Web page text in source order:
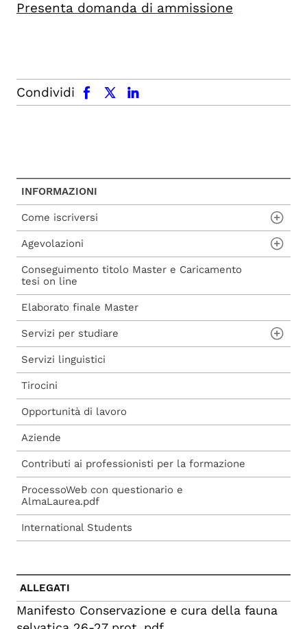
Presenta domanda di ammissione
Condividi
facebook x.com linkedin
INFORMAZIONI
Come iscriversi
Procedura di ammissione
Procedura di iscrizione a seguito di
ammissione
Procedura di iscrizione diretta
Agevolazioni
Carta del Docente
Voucher 2025
Voucher 2026
Conseguimento titolo Master e Caricamento
tesi on line
Elaborato finale Master
Servizi per studiare
Aule studio e informatiche
Biblioteche
Servizi linguistici
Tirocini
Opportunità di lavoro
Aziende
Contributi ai professionisti per la formazione
ProcessoWeb con questionario e
AlmaLaurea.pdf
International Students
ALLEGATI
Manifesto Conservazione e cura della fauna